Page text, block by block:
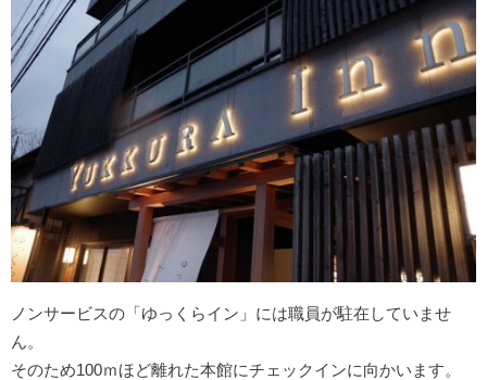
ノンサービスの「ゆっくらイン」には職員が駐在していませ
ん。
そのため100ｍほど離れた本館にチェックインに向かいます。